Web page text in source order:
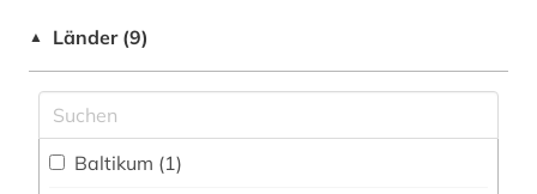
Soziologie (1)
Technik (0)
▲ Länder (9)
Baltikum (1)